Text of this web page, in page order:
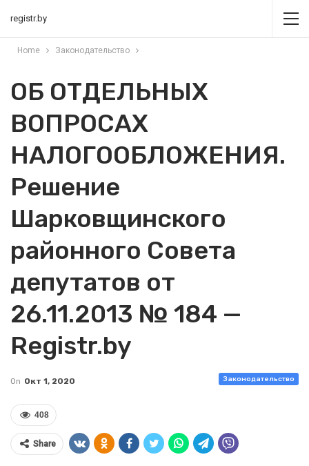
registr.by
Home Законодательство
ОБ ОТДЕЛЬНЫХ
ВОПРОСАХ
НАЛОГООБЛОЖЕНИЯ.
Решение
Шарковщинского
районного Совета
депутатов от
26.11.2013 № 184 —
Registr.by
Законодательство
On Окт 1, 2020
408
Share